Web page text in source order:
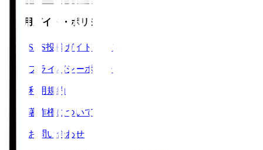
ご利用ガイド・ポリシー
SNS投稿ガイドライン
プライバシーポリシー
利用規約
著作権について
お問い合わせ